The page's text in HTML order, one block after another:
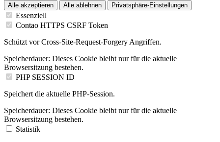
Alle akzeptieren Alle ablehnen Privatsphäre-Einstellungen
Essenziell
Contao HTTPS CSRF Token
Schützt vor Cross-Site-Request-Forgery Angriffen.
Speicherdauer: Dieses Cookie bleibt nur für die aktuelle
Browsersitzung bestehen.
PHP SESSION ID
Speichert die aktuelle PHP-Session.
Speicherdauer: Dieses Cookie bleibt nur für die aktuelle
Browsersitzung bestehen.
Statistik